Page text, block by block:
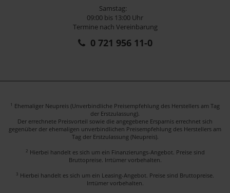
Samstag:
09:00 bis 13:00 Uhr
Termine nach Vereinbarung
0 721 956 11-0
1 Ehemaliger Neupreis (Unverbindliche Preisempfehlung des Herstellers am Tag
der Erstzulassung).
Der errechnete Preisvorteil sowie die angegebene Ersparnis errechnet sich
gegenüber der ehemaligen unverbindlichen Preisempfehlung des Herstellers am
Tag der Erstzulassung (Neupreis).
2 Hierbei handelt es sich um ein Finanzierungs-Angebot. Preise sind
Bruttopreise. Irrtümer vorbehalten.
3 Hierbei handelt es sich um ein Leasing-Angebot. Preise sind Bruttopreise.
Irrtümer vorbehalten.